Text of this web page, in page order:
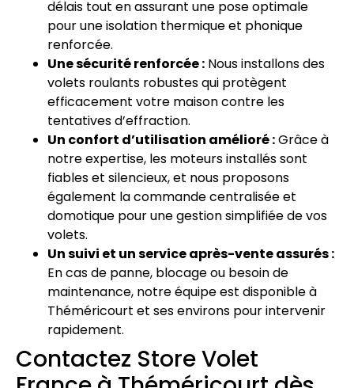
délais tout en assurant une pose optimale
pour une isolation thermique et phonique
renforcée.
Une sécurité renforcée : Nous installons des
volets roulants robustes qui protègent
efficacement votre maison contre les
tentatives d’effraction.
Un confort d’utilisation amélioré :Grâce à
notre expertise, les moteurs installés sont
fiables et silencieux, et nous proposons
également la commande centralisée et
domotique pour une gestion simplifiée de vos
volets.
Un suivi et un service après-vente assurés :
En cas de panne, blocage ou besoin de
maintenance, notre équipe est disponible à
Théméricourt et ses environs pour intervenir
rapidement.
Contactez Store Volet